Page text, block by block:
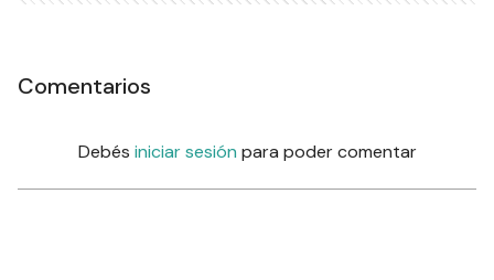
Comentarios
Debés iniciar sesión para poder comentar